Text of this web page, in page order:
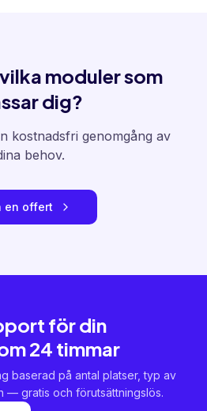
moduler som
dig?
kostnadsfri genomgång av
behov.
en offert
för din
24 timmar
baserad på antal platser, typ av
— gratis och förutsättningslös.